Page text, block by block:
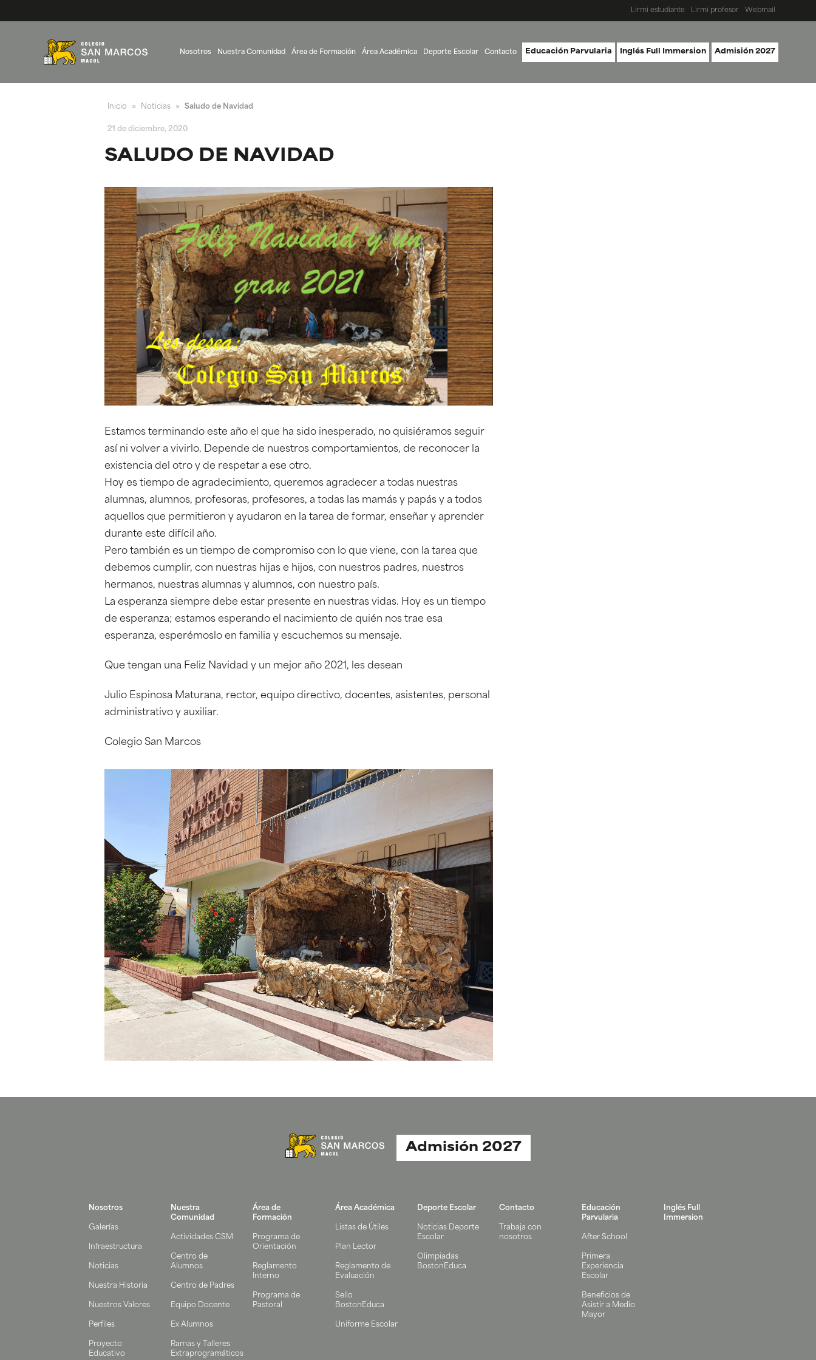
Lirmi estudiante Lirmi profesor Webmail
Nosotros Nuestra Comunidad Área de Formación Área Académica Deporte Escolar Contacto Educación Parvularia Inglés Full Immersion Admisión 2027
Inicio » Noticias » Saludo de Navidad
21 de diciembre, 2020
SALUDO DE NAVIDAD
Estamos terminando este año el que ha sido inesperado, no quisiéramos seguir
así ni volver a vivirlo. Depende de nuestros comportamientos, de reconocer la
existencia del otro y de respetar a ese otro.
Hoy es tiempo de agradecimiento, queremos agradecer a todas nuestras
alumnas, alumnos, profesoras, profesores, a todas las mamás y papás y a todos
aquellos que permitieron y ayudaron en la tarea de formar, enseñar y aprender
durante este difícil año.
Pero también es un tiempo de compromiso con lo que viene, con la tarea que
debemos cumplir, con nuestras hijas e hijos, con nuestros padres, nuestros
hermanos, nuestras alumnas y alumnos, con nuestro país.
La esperanza siempre debe estar presente en nuestras vidas. Hoy es un tiempo
de esperanza; estamos esperando el nacimiento de quién nos trae esa
esperanza, esperémoslo en familia y escuchemos su mensaje.
Que tengan una Feliz Navidad y un mejor año 2021, les desean
Julio Espinosa Maturana, rector, equipo directivo, docentes, asistentes, personal
administrativo y auxiliar.
Colegio San Marcos
Admisión 2027
Nosotros
Galerías
Infraestructura
Noticias
Nuestra Historia
Nuestros Valores
Perfiles
Proyecto
Educativo
Nuestra
Comunidad
Actividades CSM
Centro de
Alumnos
Centro de Padres
Equipo Docente
Ex Alumnos
Ramas y Talleres
Extraprogramáticos
Área de
Formación
Programa de
Orientación
Reglamento
Interno
Programa de
Pastoral
Área Académica
Listas de Útiles
Plan Lector
Reglamento de
Evaluación
Sello
BostonEduca
Uniforme Escolar
Deporte Escolar
Noticias Deporte
Escolar
Olimpiadas
BostonEduca
Contacto
Trabaja con
nosotros
Educación
Parvularia
After School
Primera
Experiencia
Escolar
Beneficios de
Asistir a Medio
Mayor
Inglés Full
Immersion